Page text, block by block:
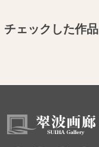
チェックした作品